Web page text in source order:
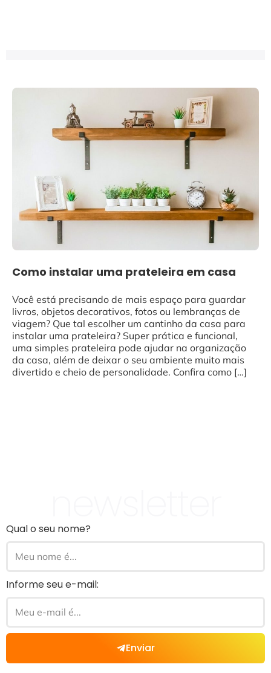
Como instalar uma prateleira em casa
Você está precisando de mais espaço para guardar
livros, objetos decorativos, fotos ou lembranças de
viagem? Que tal escolher um cantinho da casa para
instalar uma prateleira? Super prática e funcional,
uma simples prateleira pode ajudar na organização
da casa, além de deixar o seu ambiente muito mais
divertido e cheio de personalidade. Confira como […]
Qual o seu nome?
Informe seu e-mail:
Enviar